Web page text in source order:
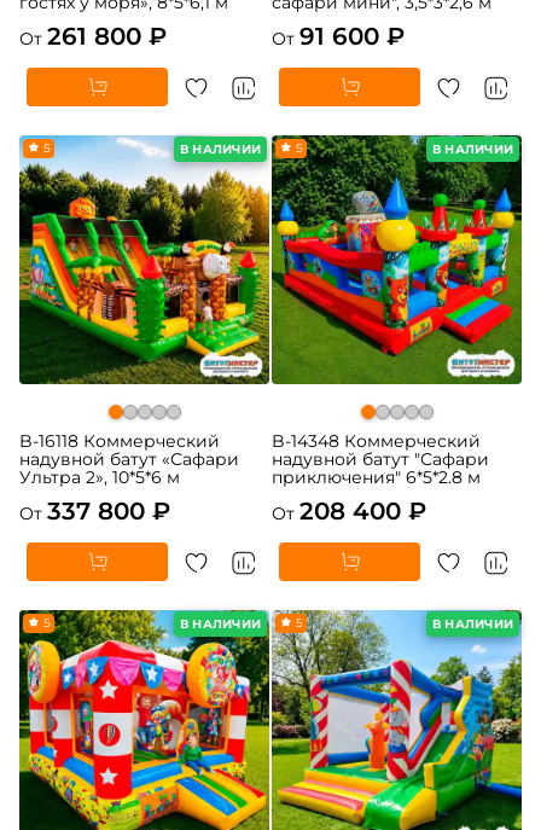
От 261 800 ₽
От 91 600 ₽
В НАЛИЧИИ
5
B-16118 Коммерческий
надувной батут «Сафари
Ультра 2», 10*5*6 м
От 337 800 ₽
В НАЛИЧИИ
5
B-14348 Коммерческий
надувной батут "Сафари
приключения" 6*5*2.8 м
От 208 400 ₽
В НАЛИЧИИ
5 В НАЛИЧИИ
5